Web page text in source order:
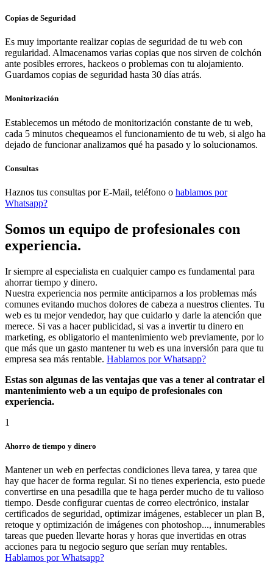
Copias de Seguridad
Es muy importante realizar copias de seguridad de tu web con
regularidad. Almacenamos varias copias que nos sirven de colchón
ante posibles errores, hackeos o problemas con tu alojamiento.
Guardamos copias de seguridad hasta 30 días atrás.
Monitorización
Establecemos un método de monitorización constante de tu web,
cada 5 minutos chequeamos el funcionamiento de tu web, si algo ha
dejado de funcionar analizamos qué ha pasado y lo solucionamos.
Consultas
Haznos tus consultas por E-Mail, teléfono o hablamos por
Whatsapp?
Somos un equipo de profesionales con
experiencia.
Ir siempre al especialista en cualquier campo es fundamental para
ahorrar tiempo y dinero.
Nuestra experiencia nos permite anticiparnos a los problemas más
comunes evitando muchos dolores de cabeza a nuestros clientes. Tu
web es tu mejor vendedor, hay que cuidarlo y darle la atención que
merece. Si vas a hacer publicidad, si vas a invertir tu dinero en
marketing, es obligatorio el mantenimiento web previamente, por lo
que más que un gasto mantener tu web es una inversión para que tu
empresa sea más rentable. Hablamos por Whatsapp?
Estas son algunas de las ventajas que vas a tener al contratar el
mantenimiento web a un equipo de profesionales con
experiencia.
1
Ahorro de tiempo y dinero
Mantener un web en perfectas condiciones lleva tarea, y tarea que
hay que hacer de forma regular. Si no tienes experiencia, esto puede
convertirse en una pesadilla que te haga perder mucho de tu valioso
tiempo. Desde configurar cuentas de correo electrónico, instalar
certificados de seguridad, optimizar imágenes, establecer un plan B,
retoque y optimización de imágenes con photoshop..., innumerables
tareas que pueden llevarte horas y horas que invertidas en otras
acciones para tu negocio seguro que serían muy rentables.
Hablamos por Whatsapp?